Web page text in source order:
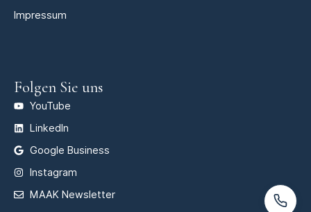
Impressum
Folgen Sie uns
YouTube
LinkedIn
Google Business
Instagram
MAAK Newsletter